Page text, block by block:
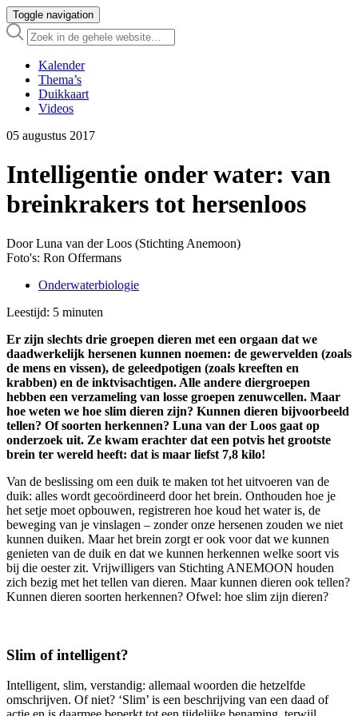
Toggle navigation
Kalender
Thema’s
Duikkaart
Videos
05 augustus 2017
Intelligentie onder water: van
breinkrakers tot hersenloos
Door Luna van der Loos (Stichting Anemoon)
Foto's: Ron Offermans
Onderwaterbiologie
Leestijd: 5 minuten
Er zijn slechts drie groepen dieren met een orgaan dat we
daadwerkelijk hersenen kunnen noemen: de gewervelden (zoals
de mens en vissen), de geleedpotigen (zoals kreeften en
krabben) en de inktvisachtigen. Alle andere diergroepen
hebben een verzameling van losse groepen zenuwcellen. Maar
hoe weten we hoe slim dieren zijn? Kunnen dieren bijvoorbeeld
tellen? Of soorten herkennen? Luna van der Loos gaat op
onderzoek uit. Ze kwam erachter dat een potvis het grootste
brein ter wereld heeft: dat is maar liefst 7,8 kilo!
Van de beslissing om een duik te maken tot het uitvoeren van de
duik: alles wordt gecoördineerd door het brein. Onthouden hoe je
het setje moet opbouwen, registreren hoe koud het water is, de
beweging van je vinslagen – zonder onze hersenen zouden we niet
kunnen duiken. Maar het brein zorgt er ook voor dat we kunnen
genieten van de duik en dat we kunnen herkennen welke soort vis
bij die oester zit. Vrijwilligers van Stichting ANEMOON houden
zich bezig met het tellen van dieren. Maar kunnen dieren ook tellen?
Kunnen dieren soorten herkennen? Ofwel: hoe slim zijn dieren?
Slim of intelligent?
Intelligent, slim, verstandig: allemaal woorden die hetzelfde
omschrijven. Of niet? ‘Slim’ is een beschrijving van een daad of